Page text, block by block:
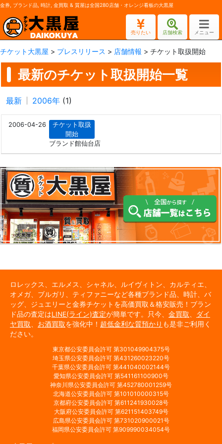
金券, ブランド品, 時計, 金買取 & 質屋は全国280店舗・オレンジ看板の大黒屋
売りたい 店舗検索 メニュー
チケット大黒屋 > プレスリリース > 店舗情報 > チケット取扱開始
最新のチケット取扱開始一覧
最新 2006年 (1)
2006-04-26
チケット取扱
開始
ブランド館仙台店
ロレックス、エルメス、シャネル、ルイヴィトン、カルティエ、
オメガ、ブルガリ、ティファニーなど各種ブランド品、時計、バ
ッグ、ジュエリーと金券チケットを高価買取＆格安販売！ブラン
ド品の査定はLINE(ライン)査定が簡単です。只今、 金買取
ダイ
ヤ買取
お酒買取を強化中！ 超低金利な質預かり も是非ご利用く
ださい。
東京都公安委員会許可 第301049904375号
埼玉県公安委員会許可 第431260023220号
千葉県公安委員会許可 第441040002144号
愛知県公安委員会許可 第541161100900号
神奈川県公安委員会許可 第452780001259号
北海道公安委員会許可 第101010000315号
京都府公安委員会許可 第611241930028号
大阪府公安委員会許可 第621151403749号
広島県公安委員会許可 第731020900021号
福岡県公安委員会許可 第909990034054号